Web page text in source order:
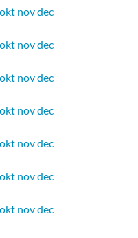
okt novdec
okt novdec
okt novdec
okt novdec
okt novdec
okt novdec
okt novdec